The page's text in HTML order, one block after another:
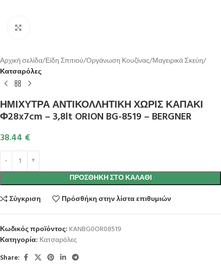
Αρχική σελίδα Είδη Σπιτιού Οργάνωση Κουζίνας Μαγειρικά Σκεύη
Κατσαρόλες
ΗΜΙΧΥΤΡΑ ΑΝΤΙΚΟΛΛΗΤΙΚΗ ΧΩΡΙΣ ΚΑΠΑΚΙ
Φ28x7cm – 3,8lt ORION BG-8519 – BERGNER
38.44 €
ΠΡΟΣΘΉΚΗ ΣΤΟ ΚΑΛΆΘΙ
Σύγκριση
Πρόσθήκη στην λίστα επιθυμιών
Κωδικός προϊόντος: KANBG0OR08519
Κατηγορία: Κατσαρόλες
Share: